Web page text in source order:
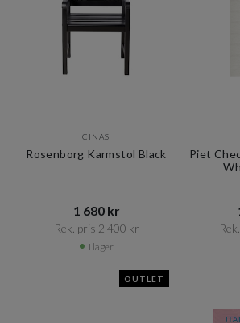
CINAS
Rosenborg Karmstol Black
1 680 kr​​
Rek. pris 2 400 kr​​
I lager
Piet
OUTLET